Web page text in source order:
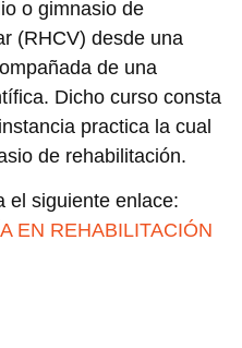
o gimnasio de
(RHCV) desde una
de una
Dicho curso consta
practica la cual
de rehabilitación.
el siguiente enlace:
EN REHABILITACIÓN